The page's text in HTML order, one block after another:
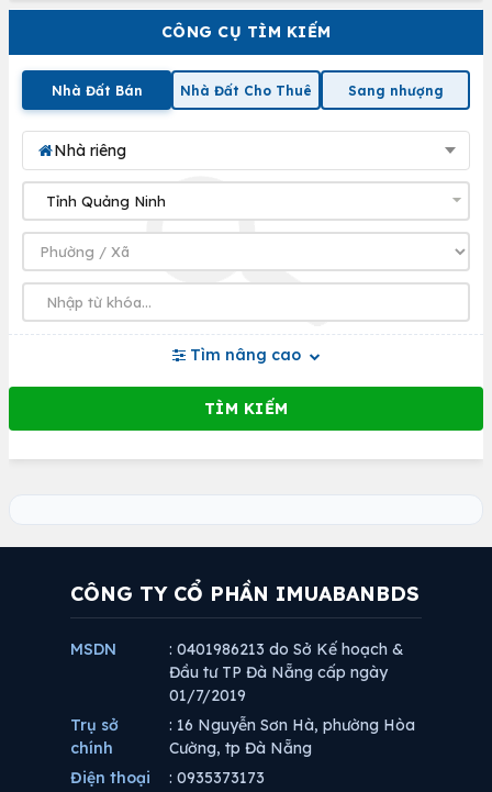
CÔNG CỤ TÌM KIẾM
Nhà Đất Bán Nhà Đất Cho Thuê Sang nhượng
Nhà riêng
Tìm nâng cao
CÔNG TY CỔ PHẦN IMUABANBDS
MSDN
: 0401986213 do Sở Kế hoạch &
Đầu tư TP Đà Nẵng cấp ngày
01/7/2019
Trụ sở
chính
: 16 Nguyễn Sơn Hà, phường Hòa
Cường, tp Đà Nẵng
Điện thoại
: 0935373173